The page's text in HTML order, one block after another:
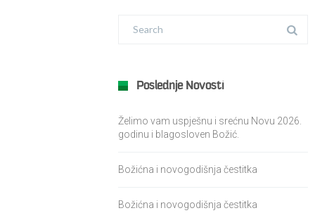
Poslednje Novosti
Želimo vam uspješnu i srećnu Novu 2026.
godinu i blagosloven Božić.
Božićna i novogodišnja čestitka
Božićna i novogodišnja čestitka